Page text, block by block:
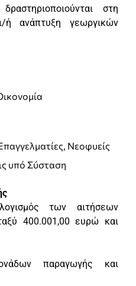
στη
ή ανάπτυξη γεωργικών
Νεοφυείς
υπό Σύσταση
των αιτήσεων
400.001,00 ευρώ και
παραγωγής και